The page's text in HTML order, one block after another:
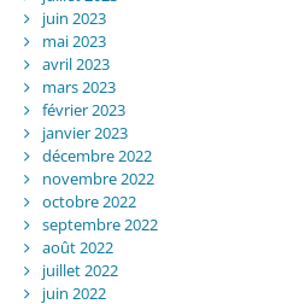
juin 2023
mai 2023
avril 2023
mars 2023
février 2023
janvier 2023
décembre 2022
novembre 2022
octobre 2022
septembre 2022
août 2022
juillet 2022
juin 2022